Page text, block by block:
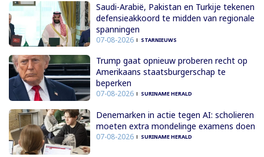
Saudi-Arabië, Pakistan en Turkije tekenen
defensieakkoord te midden van regionale
spanningen
07-08-2026 STARNIEUWS
Trump gaat opnieuw proberen recht op
Amerikaans staatsburgerschap te
beperken
07-08-2026 SURINAME HERALD
Denemarken in actie tegen AI: scholieren
moeten extra mondelinge examens doen
07-08-2026 SURINAME HERALD